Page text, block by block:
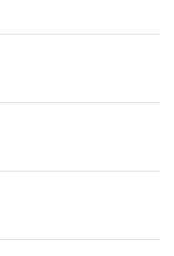
Wien sowie
Bauernhöfe hatten
Wiener
Wegen des
Jagdpächter ihre
die bedeutendste
durch
dazu ein. Gefördert